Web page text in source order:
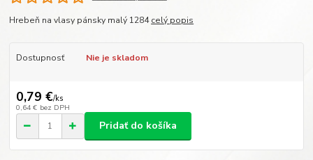
Hrebeň na vlasy pánsky malý 1284celý popis
Dostupnosť Nie je skladom
0,79 €/ks
0,64 € bez DPH
Pridať do košíka